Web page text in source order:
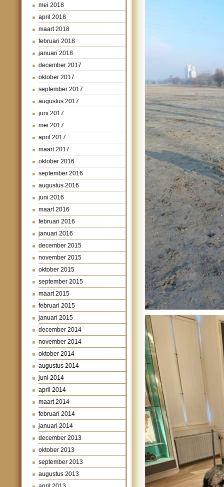
mei 2018
april 2018
maart 2018
februari 2018
januari 2018
december 2017
oktober 2017
september 2017
augustus 2017
juni 2017
mei 2017
april 2017
maart 2017
oktober 2016
september 2016
augustus 2016
juni 2016
maart 2016
februari 2016
januari 2016
december 2015
november 2015
oktober 2015
september 2015
maart 2015
februari 2015
januari 2015
december 2014
november 2014
oktober 2014
augustus 2014
juni 2014
april 2014
maart 2014
februari 2014
januari 2014
december 2013
oktober 2013
september 2013
augustus 2013